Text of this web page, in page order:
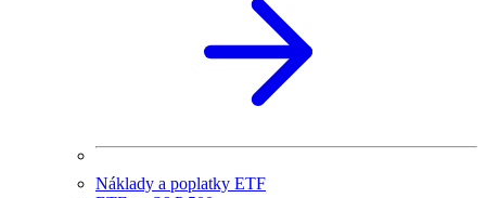
Náklady a poplatky ETF